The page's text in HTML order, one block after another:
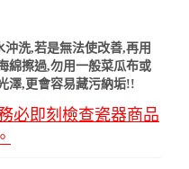
洗,若是無法使改善,再用
綿擦過,勿用一般菜瓜布或
澤,更會容易藏污納垢!!
必即刻檢查瓷器商品